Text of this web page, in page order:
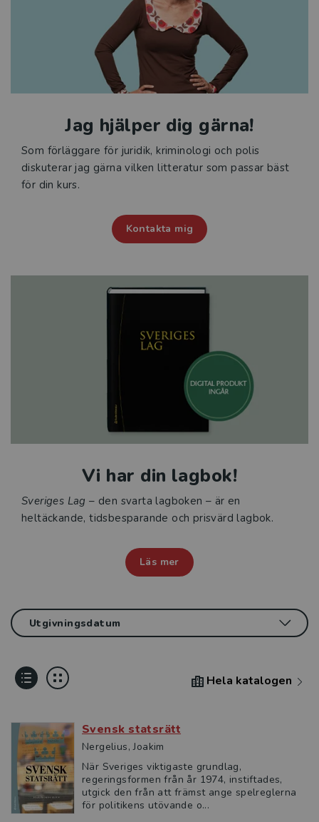
Jag hjälper dig gärna!
Som förläggare för juridik, kriminologi och polis
diskuterar jag gärna vilken litteratur som passar bäst
för din kurs.
Kontakta mig
Vi har din lagbok!
Sveriges Lag – den svarta lagboken – är en
heltäckande, tidsbesparande och prisvärd lagbok.
Läs mer
Hela katalogen
Svensk statsrätt
Nergelius, Joakim
När Sveriges viktigaste grundlag,
regeringsformen från år 1974, instiftades,
utgick den från att främst ange spelreglerna
för politikens utövande o...